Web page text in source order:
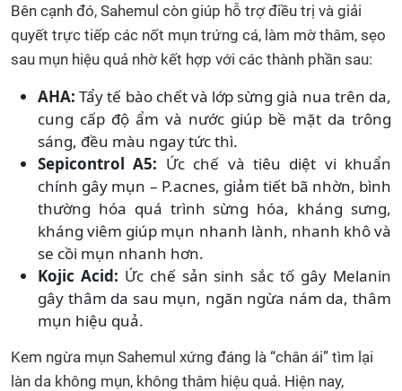
Bên cạnh đó, Sahemul còn giúp hỗ trợ điều trị và giải
quyết trực tiếp các nốt mụn trứng cá, làm mờ thâm, sẹo
sau mụn hiệu quả nhờ kết hợp với các thành phần sau:
AHA: Tẩy tế bào chết và lớp sừng già nua trên da,
cung cấp độ ẩm và nước giúp bề mặt da trông
sáng, đều màu ngay tức thì.
Sepicontrol A5: Ức chế và tiêu diệt vi khuẩn
chính gây mụn – P.acnes, giảm tiết bã nhờn, bình
thường hóa quá trình sừng hóa, kháng sưng,
kháng viêm giúp mụn nhanh lành, nhanh khô và
se cồi mụn nhanh hơn.
Kojic Acid: Ức chế sản sinh sắc tố gây Melanin
gây thâm da sau mụn, ngăn ngừa nám da, thâm
mụn hiệu quả.
Kem ngừa mụn Sahemul xứng đáng là “chân ái” tìm lại
làn da không mụn, không thâm hiệu quả. Hiện nay,